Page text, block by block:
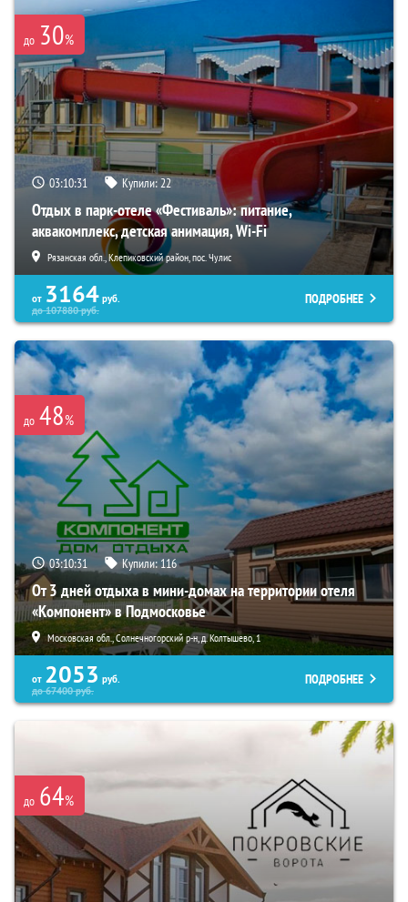
до 30%
03:10:29 Купили:22
Отдых в парк-отеле «Фестиваль»: питание,
аквакомплекс, детская анимация, Wi-Fi
Рязанская обл., Клепиковский район, пос. Чулис
от 3164 руб.
до107880руб.
ПОДРОБНЕЕ
до 48%
03:10:29 Купили: 116
От 3 дней отдыха в мини-домах на территории отеля
«Компонент» в Подмосковье
Московская обл., Солнечногорский р-н, д. Колтышево, 1
от 2053 руб.
до67400руб.
ПОДРОБНЕЕ
до 64%